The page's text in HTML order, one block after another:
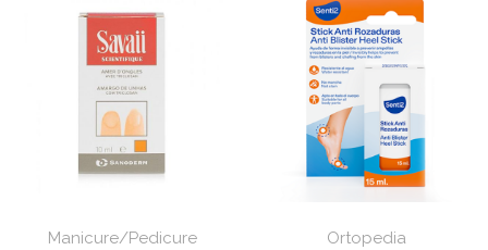
Manicure/Pedicure Ortopedia